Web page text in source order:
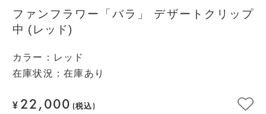
ファンフラワー「バラ」 デザートクリップ
中 (レッド)
カラー ： レッド
在庫状況：在庫あり
¥ 22,000 (税込)